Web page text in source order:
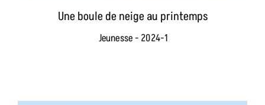
Une boule de neige au printemps
Jeunesse - 2024-1